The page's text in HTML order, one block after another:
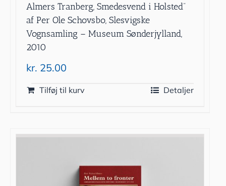
Almers Tranberg, Smedesvend i Holsted”
af Per Ole Schovsbo, Slesvigske
Vognsamling – Museum Sønderjylland,
2010
kr. 25.00
Tilføj til kurv Detaljer